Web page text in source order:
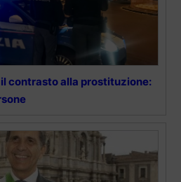
contrasto alla prostituzione: